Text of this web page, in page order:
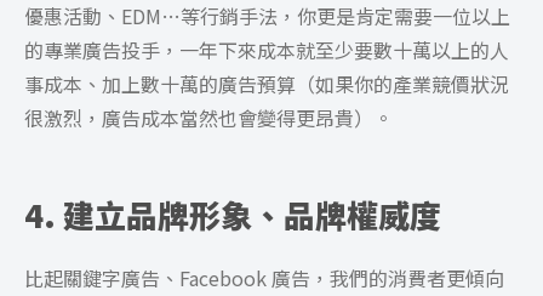
優惠活動、EDM…等行銷手法，你更是肯定需要一位以上
的專業廣告投手，一年下來成本就至少要數十萬以上的人
事成本、加上數十萬的廣告預算（如果你的產業競價狀況
很激烈，廣告成本當然也會變得更昂貴）。
4. 建立品牌形象、品牌權威度
比起關鍵字廣告、Facebook 廣告，我們的消費者更傾向